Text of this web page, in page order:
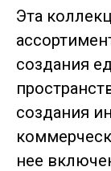
Эта
создания
создания
нее